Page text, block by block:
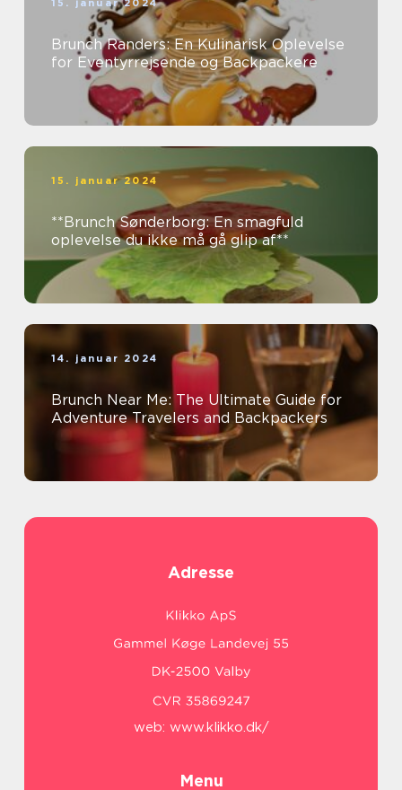
15. januar 2024
Brunch Randers: En Kulinarisk Oplevelse
for Eventyrrejsende og Backpackere
15. januar 2024
**Brunch Sønderborg: En smagfuld
oplevelse du ikke må gå glip af**
14. januar 2024
Brunch Near Me: The Ultimate Guide for
Adventure Travelers and Backpackers
Adresse
web: www.klikko.dk/
Menu